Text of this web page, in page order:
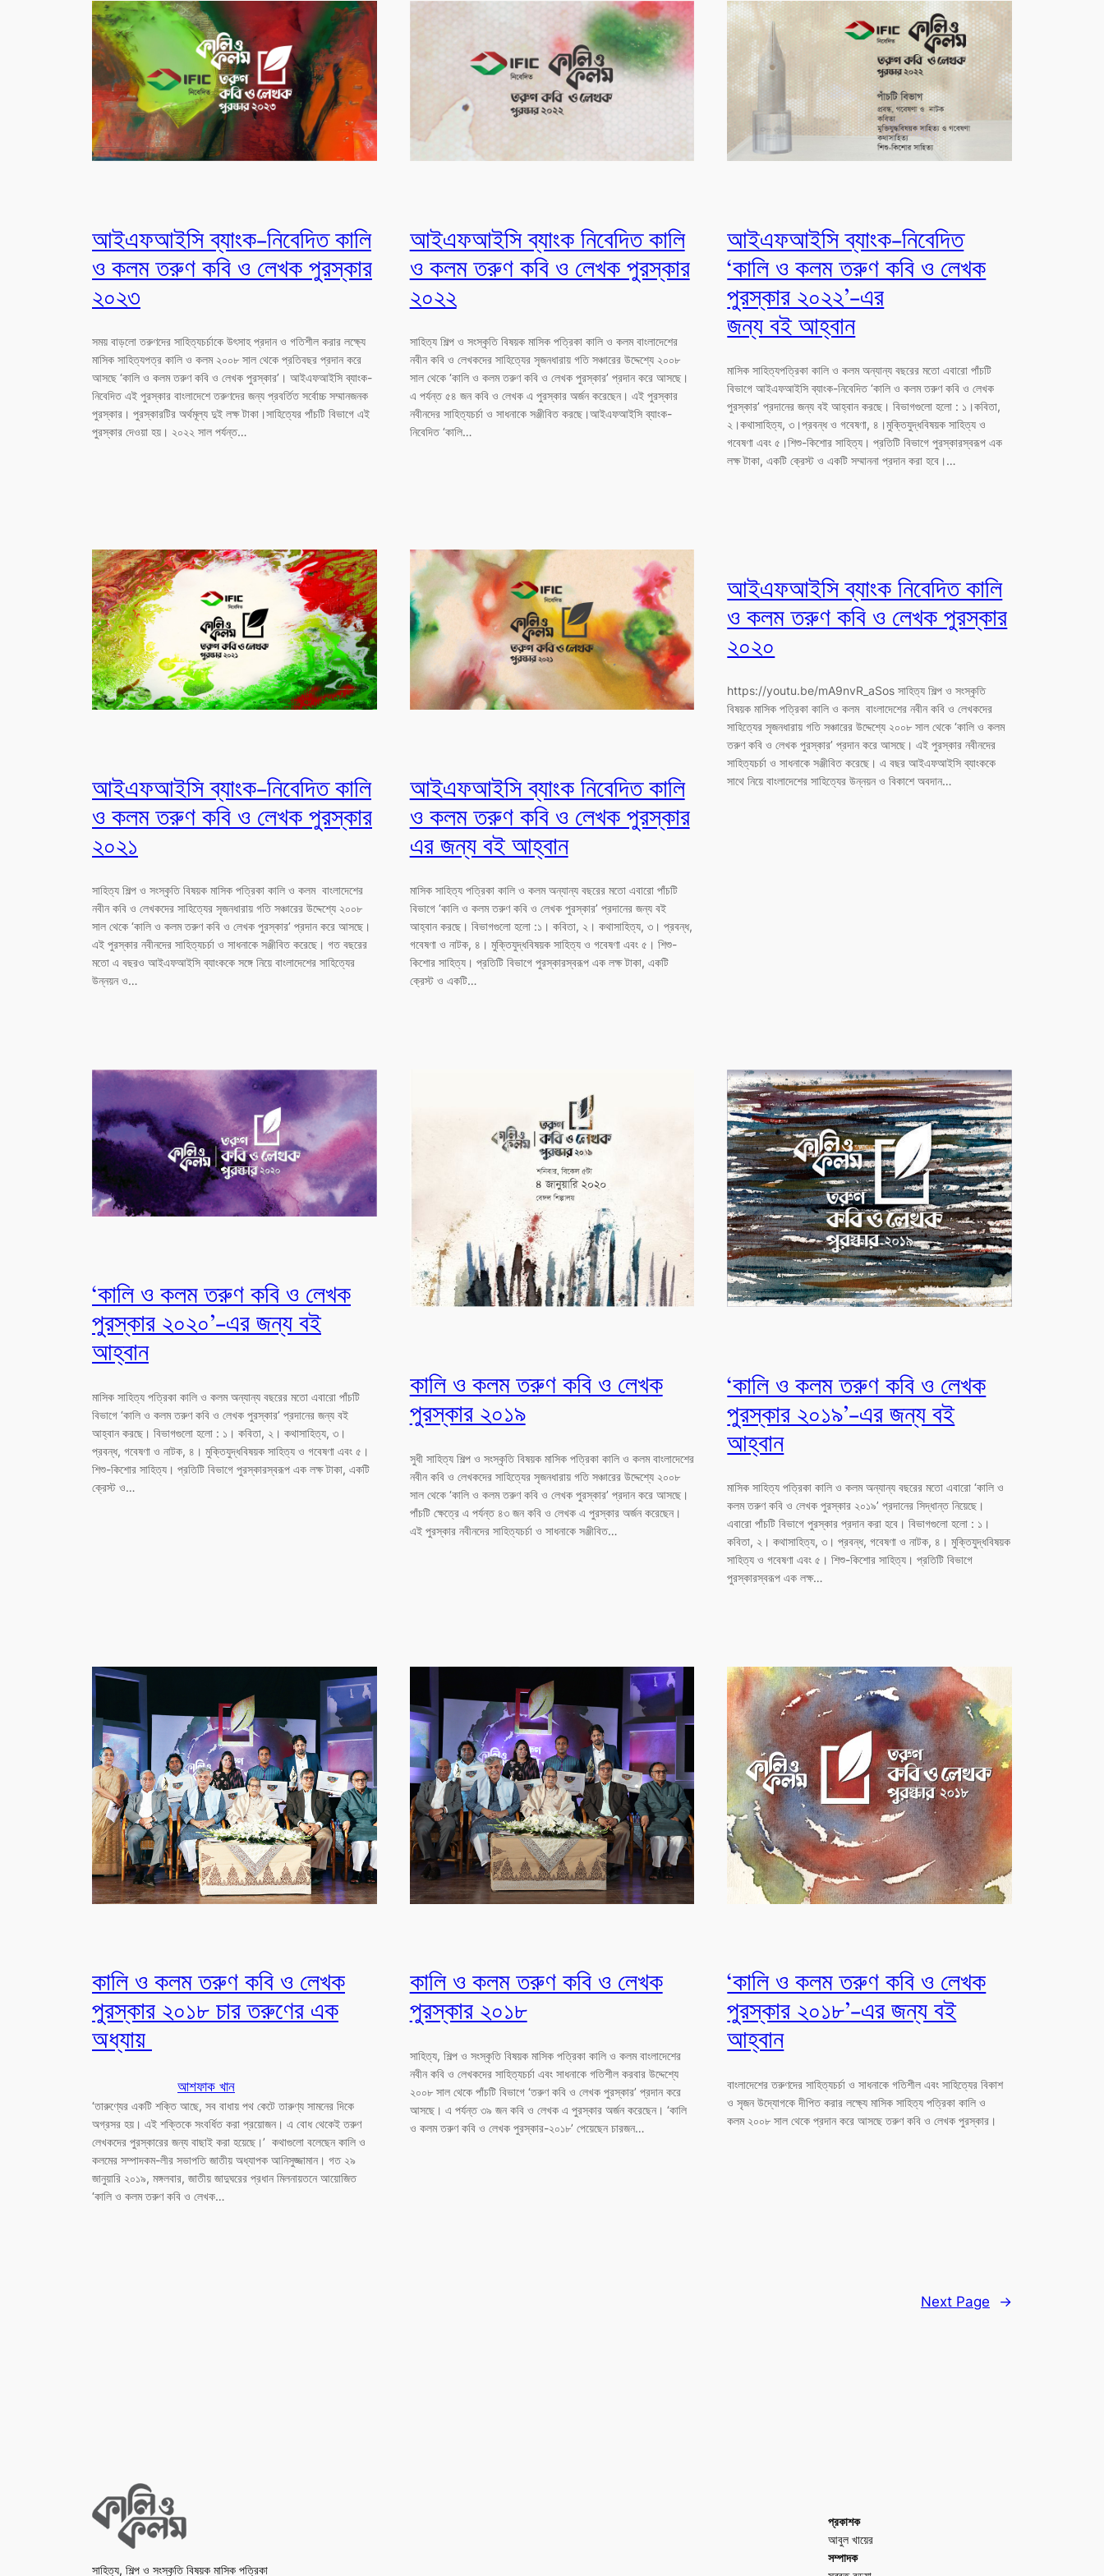
আইএফআইসি ব্যাংক-নিবেদিত কালি
ও কলম তরুণ কবি ও লেখক পুরস্কার
২০২৩
সময় বাড়লো তরুণদের সাহিত্যচর্চাকে উৎসাহ প্রদান ও গতিশীল করার লক্ষ্যে
মাসিক সাহিত্যপত্র কালি ও কলম ২০০৮ সাল থেকে প্রতিবছর প্রদান করে
আসছে ‘কালি ও কলম তরুণ কবি ও লেখক পুরস্কার’। আইএফআইসি ব্যাংক-
নিবেদিত এই পুরস্কার বাংলাদেশে তরুণদের জন্য প্রবর্তিত সর্বোচ্চ সম্মানজনক
পুরস্কার। পুরস্কারটির অর্থমূল্য দুই লক্ষ টাকা।সাহিত্যের পাঁচটি বিভাগে এই
পুরস্কার দেওয়া হয়। ২০২২ সাল পর্যন্ত…
আইএফআইসি ব্যাংক নিবেদিত কালি
ও কলম তরুণ কবি ও লেখক পুরস্কার
২০২২
সাহিত্য শিল্প ও সংস্কৃতি বিষয়ক মাসিক পত্রিকা কালি ও কলম বাংলাদেশের
নবীন কবি ও লেখকদের সাহিত্যের সৃজনধারায় গতি সঞ্চারের উদ্দেশ্যে ২০০৮
সাল থেকে ‘কালি ও কলম তরুণ কবি ও লেখক পুরস্কার’ প্রদান করে আসছে।
এ পর্যন্ত ৫৪ জন কবি ও লেখক এ পুরস্কার অর্জন করেছেন। এই পুরস্কার
নবীনদের সাহিত্যচর্চা ও সাধনাকে সঞ্জীবিত করছে।আইএফআইসি ব্যাংক-
নিবেদিত ‘কালি…
আইএফআইসি ব্যাংক-নিবেদিত
‘কালি ও কলম তরুণ কবি ও লেখক
পুরস্কার ২০২২’-এর
জন্য বই আহ্বান
মাসিক সাহিত্যপত্রিকা কালি ও কলম অন্যান্য বছরের মতো এবারো পাঁচটি
বিভাগে আইএফআইসি ব্যাংক-নিবেদিত ‘কালি ও কলম তরুণ কবি ও লেখক
পুরস্কার’ প্রদানের জন্য বই আহ্বান করছে। বিভাগগুলো হলো : ১।কবিতা,
২।কথাসাহিত্য, ৩।প্রবন্ধ ও গবেষণা, ৪।মুক্তিযুদ্ধবিষয়ক সাহিত্য ও
গবেষণা এবং ৫।শিশু-কিশোর সাহিত্য। প্রতিটি বিভাগে পুরস্কারস্বরূপ এক
লক্ষ টাকা, একটি ক্রেস্ট ও একটি সম্মাননা প্রদান করা হবে।…
আইএফআইসি ব্যাংক-নিবেদিত কালি
ও কলম তরুণ কবি ও লেখক পুরস্কার
২০২১
সাহিত্য শিল্প ও সংস্কৃতি বিষয়ক মাসিক পত্রিকা কালি ও কলম বাংলাদেশের
নবীন কবি ও লেখকদের সাহিত্যের সৃজনধারায় গতি সঞ্চারের উদ্দেশ্যে ২০০৮
সাল থেকে ‘কালি ও কলম তরুণ কবি ও লেখক পুরস্কার’ প্রদান করে আসছে।
এই পুরস্কার নবীনদের সাহিত্যচর্চা ও সাধনাকে সঞ্জীবিত করেছে। গত বছরের
মতো এ বছরও আইএফআইসি ব্যাংককে সঙ্গে নিয়ে বাংলাদেশের সাহিত্যের
উন্নয়ন ও…
আইএফআইসি ব্যাংক নিবেদিত কালি
ও কলম তরুণ কবি ও লেখক পুরস্কার
এর জন্য বই আহ্বান
মাসিক সাহিত্য পত্রিকা কালি ও কলম অন্যান্য বছরের মতো এবারো পাঁচটি
বিভাগে ‘কালি ও কলম তরুণ কবি ও লেখক পুরস্কার’ প্রদানের জন্য বই
আহ্বান করছে। বিভাগগুলো হলো :১। কবিতা, ২। কথাসাহিত্য, ৩। প্রবন্ধ,
গবেষণা ও নাটক, ৪। মুক্তিযুদ্ধবিষয়ক সাহিত্য ও গবেষণা এবং ৫। শিশু-
কিশোর সাহিত্য। প্রতিটি বিভাগে পুরস্কারস্বরূপ এক লক্ষ টাকা, একটি
ক্রেস্ট ও একটি…
আইএফআইসি ব্যাংক নিবেদিত কালি
ও কলম তরুণ কবি ও লেখক পুরস্কার
২০২০
https://youtu.be/mA9nvR_aSos সাহিত্য শিল্প ও সংস্কৃতি
বিষয়ক মাসিক পত্রিকা কালি ও কলম বাংলাদেশের নবীন কবি ও লেখকদের
সাহিত্যের সৃজনধারায় গতি সঞ্চারের উদ্দেশ্যে ২০০৮ সাল থেকে ‘কালি ও কলম
তরুণ কবি ও লেখক পুরস্কার’ প্রদান করে আসছে। এই পুরস্কার নবীনদের
সাহিত্যচর্চা ও সাধনাকে সঞ্জীবিত করেছে। এ বছর আইএফআইসি ব্যাংককে
সাথে নিয়ে বাংলাদেশের সাহিত্যের উন্নয়ন ও বিকাশে অবদান…
‘কালি ও কলম তরুণ কবি ও লেখক
পুরস্কার ২০২০’-এর জন্য বই
আহ্বান
মাসিক সাহিত্য পত্রিকা কালি ও কলম অন্যান্য বছরের মতো এবারো পাঁচটি
বিভাগে ‘কালি ও কলম তরুণ কবি ও লেখক পুরস্কার’ প্রদানের জন্য বই
আহ্বান করছে। বিভাগগুলো হলো : ১। কবিতা, ২। কথাসাহিত্য, ৩।
প্রবন্ধ, গবেষণা ও নাটক, ৪। মুক্তিযুদ্ধবিষয়ক সাহিত্য ও গবেষণা এবং ৫।
শিশু-কিশোর সাহিত্য। প্রতিটি বিভাগে পুরস্কারস্বরূপ এক লক্ষ টাকা, একটি
ক্রেস্ট ও…
কালি ও কলম তরুণ কবি ও লেখক
পুরস্কার ২০১৯
সুধী সাহিত্য শিল্প ও সংস্কৃতি বিষয়ক মাসিক পত্রিকা কালি ও কলম বাংলাদেশের
নবীন কবি ও লেখকদের সাহিত্যের সৃজনধারায় গতি সঞ্চারের উদ্দেশ্যে ২০০৮
সাল থেকে ‘কালি ও কলম তরুণ কবি ও লেখক পুরস্কার’ প্রদান করে আসছে।
পাঁচটি ক্ষেত্রে এ পর্যন্ত ৪৩ জন কবি ও লেখক এ পুরস্কার অর্জন করেছেন।
এই পুরস্কার নবীনদের সাহিত্যচর্চা ও সাধনাকে সঞ্জীবিত…
‘কালি ও কলম তরুণ কবি ও লেখক
পুরস্কার ২০১৯’-এর জন্য বই
আহ্বান
মাসিক সাহিত্য পত্রিকা কালি ও কলম অন্যান্য বছরের মতো এবারো ‘কালি ও
কলম তরুণ কবি ও লেখক পুরস্কার ২০১৯’ প্রদানের সিদ্ধান্ত নিয়েছে।
এবারো পাঁচটি বিভাগে পুরস্কার প্রদান করা হবে। বিভাগগুলো হলো : ১।
কবিতা, ২। কথাসাহিত্য, ৩। প্রবন্ধ, গবেষণা ও নাটক, ৪। মুক্তিযুদ্ধবিষয়ক
সাহিত্য ও গবেষণা এবং ৫। শিশু-কিশোর সাহিত্য। প্রতিটি বিভাগে
পুরস্কারস্বরূপ এক লক্ষ…
কালি ও কলম তরুণ কবি ও লেখক
পুরস্কার ২০১৮ চার তরুণের এক
অধ্যায়
আশফাক খান
‘তারুণ্যের একটি শক্তি আছে, সব বাধায় পথ কেটে তারুণ্য সামনের দিকে
অগ্রসর হয়। এই শক্তিকে সংবর্ধিত করা প্রয়োজন। এ বোধ থেকেই তরুণ
লেখকদের পুরস্কারের জন্য বাছাই করা হয়েছে।’ কথাগুলো বলেছেন কালি ও
কলমের সম্পাদকম-লীর সভাপতি জাতীয় অধ্যাপক আনিসুজ্জামান। গত ২৯
জানুয়ারি ২০১৯, মঙ্গলবার, জাতীয় জাদুঘরের প্রধান মিলনায়তনে আয়োজিত
‘কালি ও কলম তরুণ কবি ও লেখক…
কালি ও কলম তরুণ কবি ও লেখক
পুরস্কার ২০১৮
সাহিত্য, শিল্প ও সংস্কৃতি বিষয়ক মাসিক পত্রিকা কালি ও কলম বাংলাদেশের
নবীন কবি ও লেখকদের সাহিত্যচর্চা এবং সাধনাকে গতিশীল করবার উদ্দেশ্যে
২০০৮ সাল থেকে পাঁচটি বিভাগে ‘তরুণ কবি ও লেখক পুরস্কার’ প্রদান করে
আসছে। এ পর্যন্ত ৩৯ জন কবি ও লেখক এ পুরস্কার অর্জন করেছেন। ‘কালি
ও কলম তরুণ কবি ও লেখক পুরস্কার-২০১৮’ পেয়েছেন চারজন…
‘কালি ও কলম তরুণ কবি ও লেখক
পুরস্কার ২০১৮’-এর জন্য বই
আহ্বান
বাংলাদেশের তরুণদের সাহিত্যচর্চা ও সাধনাকে গতিশীল এবং সাহিত্যের বিকাশ
ও সৃজন উদ্যোগকে দীপিত করার লক্ষ্যে মাসিক সাহিত্য পত্রিকা কালি ও
কলম ২০০৮ সাল থেকে প্রদান করে আসছে তরুণ কবি ও লেখক পুরস্কার।
Next Page →
সাহিত্য, শিল্প ও সংস্কৃতি বিষয়ক মাসিক পত্রিকা
প্রকাশক
আবুল খায়ের
সম্পাদক